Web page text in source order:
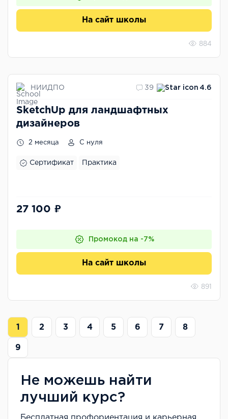
На сайт школы
884
НИИДПО 39 4.6
SketchUp для ландшафтных
дизайнеров
2 месяца С нуля
Сертификат Практика
27 100 ₽
Промокод на -7%
На сайт школы
891
1 2 3 4 5 6 7 8
9
Не можешь найти
лучший курс?